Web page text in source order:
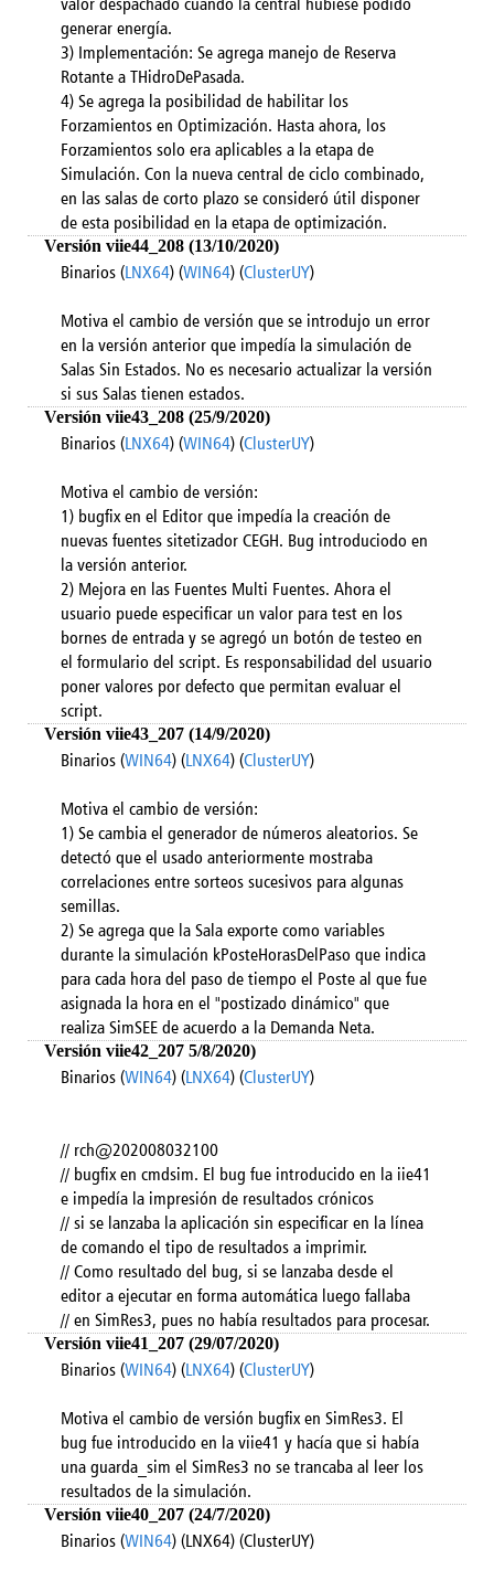
generar energía.
3) Implementación: Se agrega manejo de Reserva
Rotante a THidroDePasada.
4) Se agrega la posibilidad de habilitar los
Forzamientos en Optimización. Hasta ahora, los
Forzamientos solo era aplicables a la etapa de
Simulación. Con la nueva central de ciclo combinado,
en las salas de corto plazo se consideró útil disponer
de esta posibilidad en la etapa de optimización.
Versión viie44_208 (13/10/2020)
Binarios (LNX64) (WIN64) (ClusterUY)
Motiva el cambio de versión que se introdujo un error
en la versión anterior que impedía la simulación de
Salas Sin Estados. No es necesario actualizar la versión
si sus Salas tienen estados.
Versión viie43_208 (25/9/2020)
Binarios (LNX64) (WIN64) (ClusterUY)
Motiva el cambio de versión:
1) bugfix en el Editor que impedía la creación de
nuevas fuentes sitetizador CEGH. Bug introduciodo en
la versión anterior.
2) Mejora en las Fuentes Multi Fuentes. Ahora el
usuario puede especificar un valor para test en los
bornes de entrada y se agregó un botón de testeo en
el formulario del script. Es responsabilidad del usuario
poner valores por defecto que permitan evaluar el
script.
Versión viie43_207 (14/9/2020)
Binarios (WIN64) (LNX64) (ClusterUY)
Motiva el cambio de versión:
1) Se cambia el generador de números aleatorios. Se
detectó que el usado anteriormente mostraba
correlaciones entre sorteos sucesivos para algunas
semillas.
2) Se agrega que la Sala exporte como variables
durante la simulación kPosteHorasDelPaso que indica
para cada hora del paso de tiempo el Poste al que fue
asignada la hora en el "postizado dinámico" que
realiza SimSEE de acuerdo a la Demanda Neta.
Versión viie42_207 5/8/2020)
Binarios (WIN64) (LNX64) (ClusterUY)
// rch@202008032100
// bugfix en cmdsim. El bug fue introducido en la iie41
e impedía la impresión de resultados crónicos
// si se lanzaba la aplicación sin especificar en la línea
de comando el tipo de resultados a imprimir.
// Como resultado del bug, si se lanzaba desde el
editor a ejecutar en forma automática luego fallaba
// en SimRes3, pues no había resultados para procesar.
Versión viie41_207 (29/07/2020)
Binarios (WIN64) (LNX64) (ClusterUY)
Motiva el cambio de versión bugfix en SimRes3. El
bug fue introducido en la viie41 y hacía que si había
una guarda_sim el SimRes3 no se trancaba al leer los
resultados de la simulación.
Versión viie40_207 (24/7/2020)
Binarios (WIN64) (LNX64) (ClusterUY)